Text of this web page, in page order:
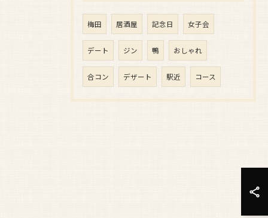
梅田 居酒屋 記念日 女子会
デート ジン 鴨 おしゃれ
合コン デザート 駅近 コース